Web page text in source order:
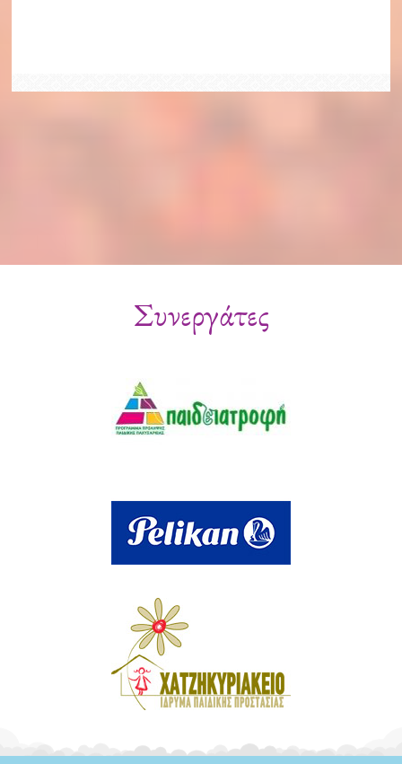
Συνεργάτες